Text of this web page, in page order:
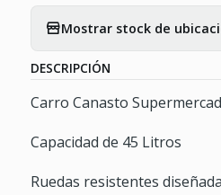
Mostrar stock de
DESCRIPCIÓN
Carro Canasto
Capacidad de 45 Litros
Ruedas resistentes